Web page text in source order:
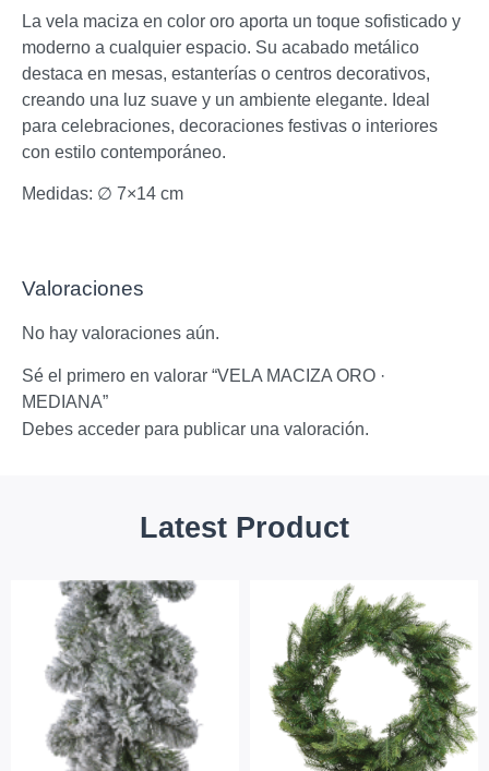
La vela maciza en color oro aporta un toque sofisticado y
moderno a cualquier espacio. Su acabado metálico
destaca en mesas, estanterías o centros decorativos,
creando una luz suave y un ambiente elegante. Ideal
para celebraciones, decoraciones festivas o interiores
con estilo contemporáneo.
Medidas: ∅ 7×14 cm
Valoraciones
No hay valoraciones aún.
Sé el primero en valorar “VELA MACIZA ORO ·
MEDIANA”
Debes acceder para publicar una valoración.
Latest Product